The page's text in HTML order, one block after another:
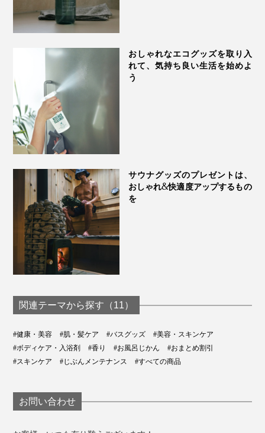
おしゃれなエコグッズを取り入
れて、気持ち良い生活を始めよ
う
サウナグッズのプレゼントは、
おしゃれ&快適度アップするもの
を
関連テーマから探す（11）
#健康・美容 #肌・髪ケア #バスグッズ
#美容・スキンケア
#ボディケア・入浴剤
#香り #お風呂じかん
#おまとめ割引
#スキンケア
#じぶんメンテナンス #すべての商品
お問い合わせ